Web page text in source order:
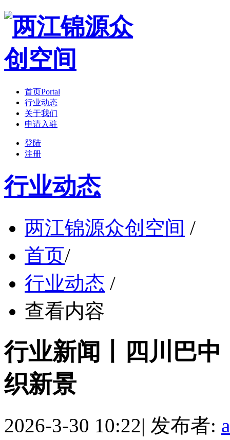
首页Portal
行业动态
关于我们
申请入驻
登陆
注册
行业动态
两江锦源众创空间 /
首页/
行业动态 /
查看内容
行业新闻丨四川巴
织新景
2026-3-30 10:22| 发布者: